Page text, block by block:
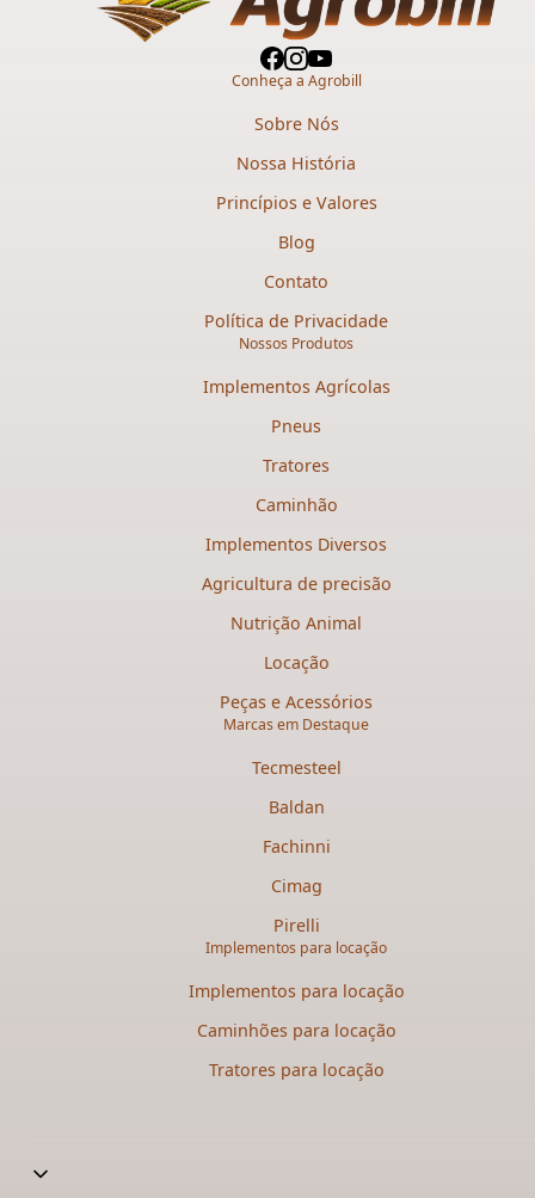
Conheça a Agrobill
Sobre Nós
Nossa História
Princípios e Valores
Blog
Contato
Política de Privacidade
Nossos Produtos
Implementos Agrícolas
Pneus
Tratores
Caminhão
Implementos Diversos
Agricultura de precisão
Nutrição Animal
Locação
Peças e Acessórios
Marcas em Destaque
Tecmesteel
Baldan
Fachinni
Cimag
Pirelli
Implementos para locação
Implementos para locação
Caminhões para locação​
Tratores para locação​